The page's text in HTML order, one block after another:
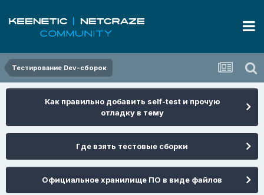
Тестирование Dev-сборок
Как правильно добавить self-test и прочую
отладку в тему
Где взять тестовые сборки
Официальное хранилище ПО в виде файлов